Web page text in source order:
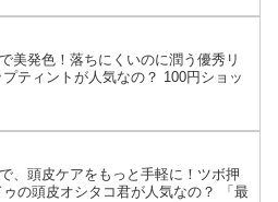
美発色！落ちにくいのに潤う優秀リ
ティントが人気なの？ 100円ショッ
、頭皮ケアをもっと手軽に！ツボ押
の頭皮オシタコ君が人気なの？ 「最